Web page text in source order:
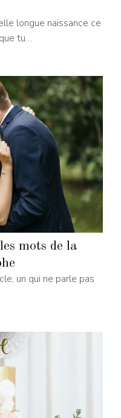
longue naissance ce
tu…
mots de la
un qui ne parle pas